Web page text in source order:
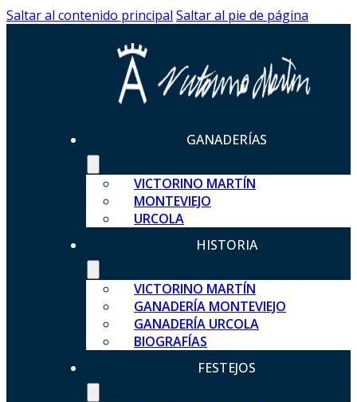
Saltar al contenido principal Saltar al pie de página
GANADERÍAS
VICTORINO MARTÍN
MONTEVIEJO
URCOLA
HISTORIA
VICTORINO MARTÍN
GANADERÍA MONTEVIEJO
GANADERÍA URCOLA
BIOGRAFÍAS
FESTEJOS